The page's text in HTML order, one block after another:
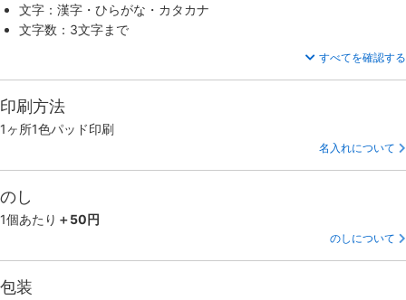
文字：漢字・ひらがな・カタカナ
文字数：3文字まで
すべてを確認する
印刷方法
1ヶ所1色パッド印刷
名入れについて
のし
1個あたり ＋50円
のしについて
包装